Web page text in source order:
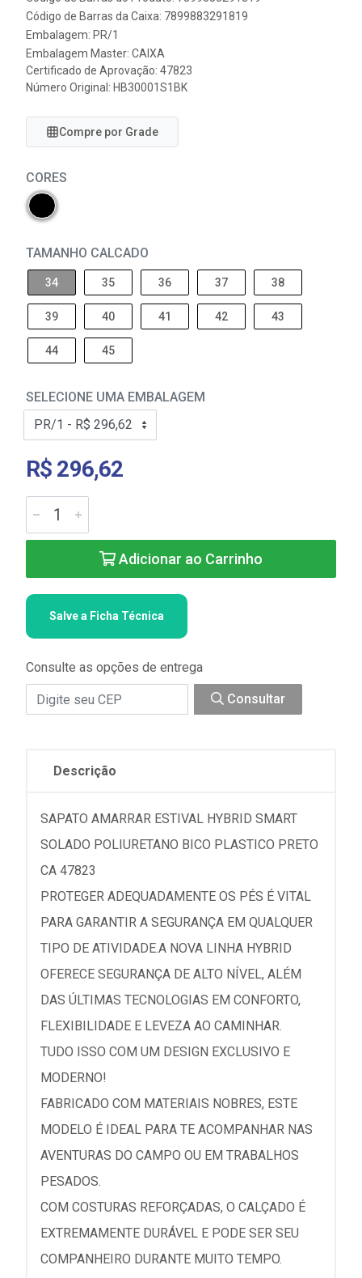
Código de Barras da Caixa: 7899883291819
Embalagem: PR/1
Embalagem Master: CAIXA
Certificado de Aprovação: 47823
Número Original: HB30001S1BK
Compre por Grade
CORES
TAMANHO CALCADO
34 35 36 37 38
39 40 41 42 43
44 45
SELECIONE UMA EMBALAGEM
R$ 296,62
Adicionar ao Carrinho
Salve a Ficha Técnica
Consulte as opções de entrega
Consultar
Descrição
SAPATO AMARRAR ESTIVAL HYBRID SMART
SOLADO POLIURETANO BICO PLASTICO PRETO
CA 47823
PROTEGER ADEQUADAMENTE OS PÉS É VITAL
PARA GARANTIR A SEGURANÇA EM QUALQUER
TIPO DE ATIVIDADE.A NOVA LINHA HYBRID
OFERECE SEGURANÇA DE ALTO NÍVEL, ALÉM
DAS ÚLTIMAS TECNOLOGIAS EM CONFORTO,
FLEXIBILIDADE E LEVEZA AO CAMINHAR.
TUDO ISSO COM UM DESIGN EXCLUSIVO E
MODERNO!
FABRICADO COM MATERIAIS NOBRES, ESTE
MODELO É IDEAL PARA TE ACOMPANHAR NAS
AVENTURAS DO CAMPO OU EM TRABALHOS
PESADOS.
COM COSTURAS REFORÇADAS, O CALÇADO É
EXTREMAMENTE DURÁVEL E PODE SER SEU
COMPANHEIRO DURANTE MUITO TEMPO.